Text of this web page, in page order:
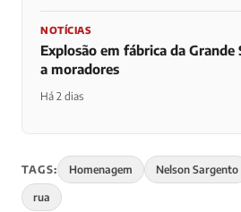
NOTÍCIAS
Explosão em fábrica da
a moradores
Há 2 dias
TAGS: Homenagem Nelson Sargento
rua